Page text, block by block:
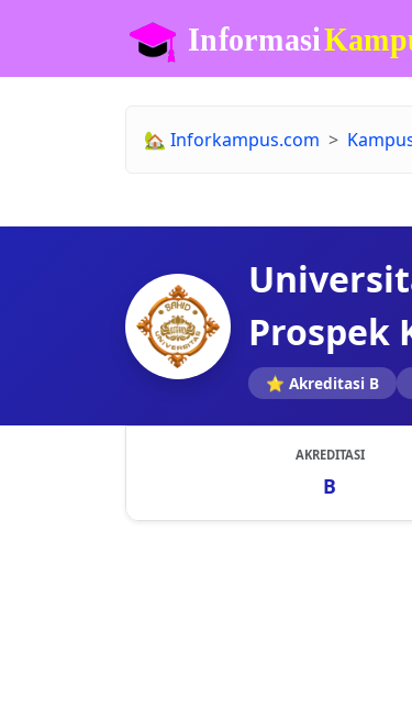
🏡 Inforkampus.com
Prospek
⭐ Akreditasi B
AKREDITASI
B